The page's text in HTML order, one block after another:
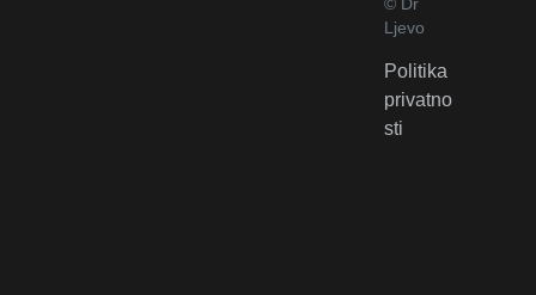
© Dr
Ljevo
Politika
privatno
sti